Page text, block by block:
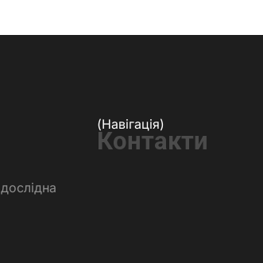
(Навігація)
Контакти